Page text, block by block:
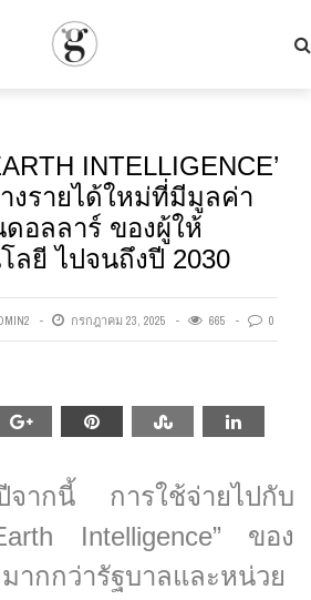
INTELLIGENCE’
งรายได้ใหม่ที่มีมูลค่า
อลลาร์ ของผู้ให้
ลยี ไปจนถึงปี 2030
กรกฎาคม 23, 2025 665 0
กนี้ การใช้จ่ายไปกับ
Intelligence” ของ
ากกว่ารัฐบาลและหน่วย